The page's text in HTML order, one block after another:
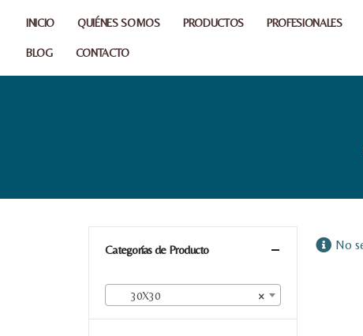
INICIO QUIÉNES SOMOS PRODUCTOS PROFESIONALES
BLOG CONTACTO
No
Categorías de Producto
×
30X30